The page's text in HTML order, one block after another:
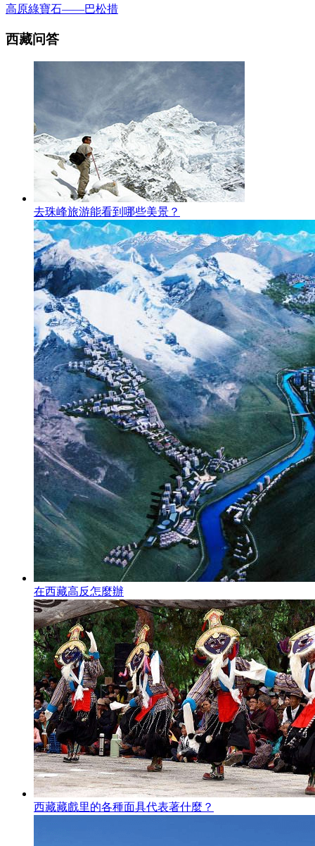
高原綠寶石——巴松措
西藏问答
去珠峰旅游能看到哪些美景？
在西藏高反怎麼辦
西藏藏戲里的各種面具代表著什麼？